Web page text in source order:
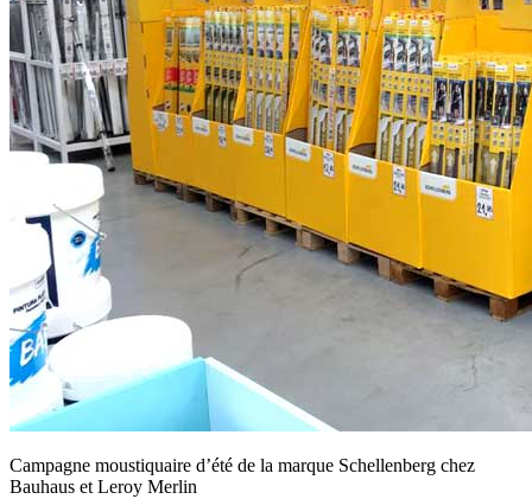
Campagne moustiquaire d’été de la marque Schellenberg chez
Bauhaus et Leroy Merlin